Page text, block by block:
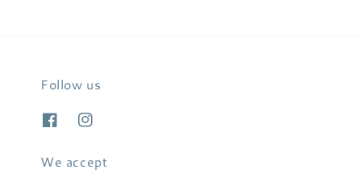
Follow us
We accept